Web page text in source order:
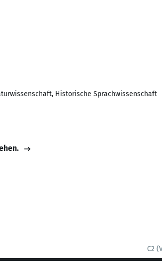
Historische Sprachwissenschaft
C2